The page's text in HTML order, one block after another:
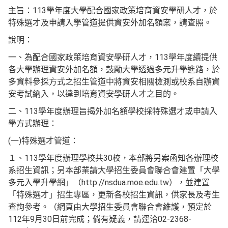
主旨：113學年度大學配合國家政策培育資安學研人才，於
特殊選才及申請入學管道提供資安外加名額案，請查照。
說明：
一、為配合國家政策培育資安學研人才，113學年度續提供
各大學辦理資安外加名額，鼓勵大學透過多元升學進路，於
多資料參採方式之招生管道中將資安相關檢測或校系自辦資
安考試納入，以達到培育資安學研人才之目的。
二、113學年度辦理旨揭外加名額學校採特殊選才或申請入
學方式辦理：
(一)特殊選才管道：
１、113學年度辦理學校共30校，本部將另案函知各辦理校
系招生資訊；另本部業請大學招生委員會聯合會建置「大學
多元入學升學網」（http://nsdua.moe.edu.tw），並建置
「特殊選才」招生專區，更新各校招生資訊，供家長及考生
查詢參考。（網頁由大學招生委員會聯合會維護，預定於
112年9月30日前完成；倘有疑義，請逕洽02-2368-